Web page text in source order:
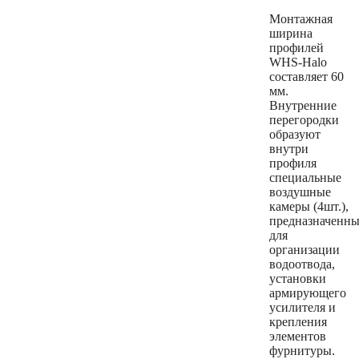
Монтажная
ширина
профилей
WHS-Halo
составляет 60
мм.
Внутренние
перегородки
образуют
внутри
профиля
специальные
воздушные
камеры (4шт.),
для
организации
водоотвода,
установки
армирующего
усилителя и
крепления
элементов
фурнитуры.